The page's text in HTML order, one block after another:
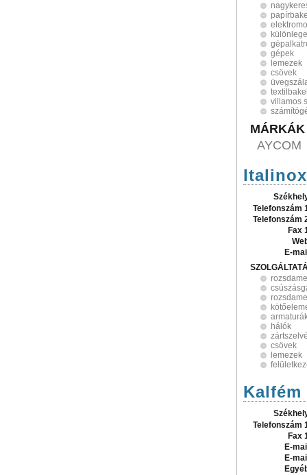
gépek
lemezek
csövek
villamos
MÁRKÁK
AYCOM
Telefonszám
Telefonszám
Fax
E-
hálók
csövek
lemezek
Telefonszám
Fax
E-
E-